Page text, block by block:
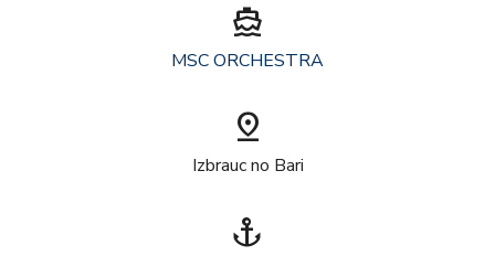
directions_boat
MSC ORCHESTRA
pin_drop
Izbrauc no Bari
anchor